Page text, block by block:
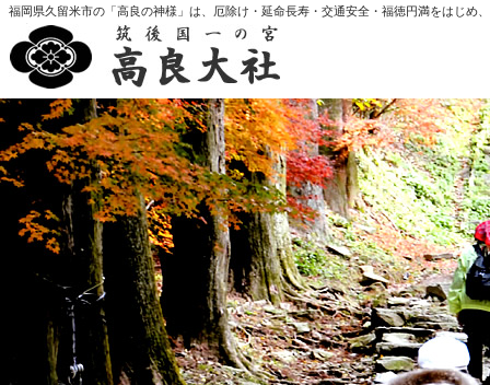
福岡県久留米市の「高良の神様」は、厄除け・延命長寿・交通安全・福徳円満をはじ
しました